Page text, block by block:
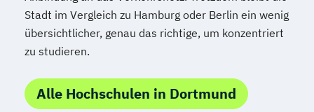
Stadt im Vergleich zu Hamburg oder Berlin ein wenig
übersichtlicher, genau das richtige, um konzentriert
zu studieren.
Alle Hochschulen in Dortmund